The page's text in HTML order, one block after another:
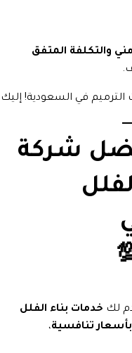
والتكلفة المتفق
شركة
لك خدمات بناء الفلل
تنافسية،